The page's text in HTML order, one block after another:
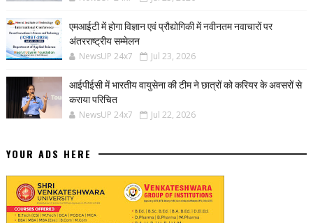
एमआईटी में होगा विज्ञान एवं प्रौद्योगिकी में नवीनतम नवाचारों पर
अंतरराष्ट्रीय सम्मेलन
NewsUP 24x7 Jul 23, 2026
आईपीईसी में भारतीय वायुसेना की टीम ने छात्रों को करियर के अवसरों से
कराया परिचित
NewsUP 24x7 Jul 22, 2026
YOUR ADS HERE